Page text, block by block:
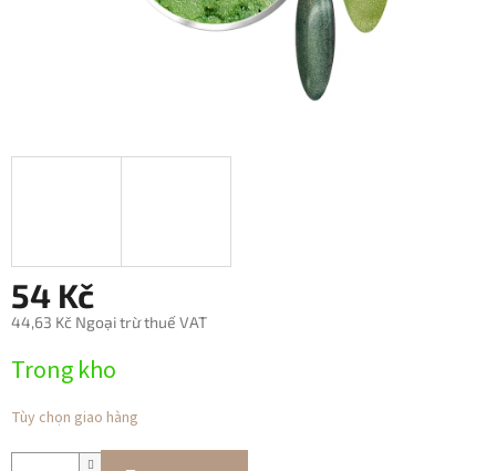
54 Kč
44,63 Kč Ngoại trừ thuế VAT
đo
Trong kho
Tùy chọn giao hàng